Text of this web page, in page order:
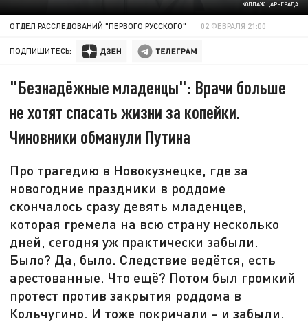
КОЛЛАЖ ЦАРЬГРАДА
ОТДЕЛ РАССЛЕДОВАНИЙ "ПЕРВОГО РУССКОГО" 02 ФЕВРАЛЯ 21:00
ПОДПИШИТЕСЬ:
"Безнадёжные младенцы": Врачи больше
не хотят спасать жизни за копейки.
Чиновники обманули Путина
Про трагедию в Новокузнецке, где за
новогодние праздники в роддоме
скончалось сразу девять младенцев,
которая гремела на всю страну несколько
дней, сегодня уж практически забыли.
Было? Да, было. Следствие ведётся, есть
арестованные. Что ещё? Потом был громкий
протест против закрытия роддома в
Кольчугино. И тоже покричали – и забыли.